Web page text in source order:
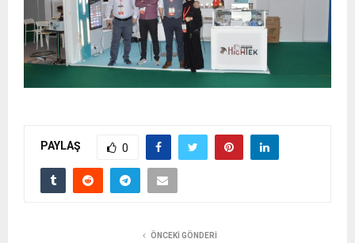
PAYLAŞ 0
ÖNCEKI GÖNDERI